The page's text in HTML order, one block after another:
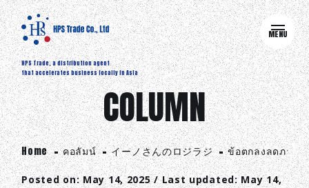
HPS Trade, a distribution agent
that accelerates business locally in Asia
MENU
COLUMN
Home คอลัมน์ イーノさんのロジラジ
ข้อตกลงลดภาษีส
Posted on: May 14, 2025 / Last updated: May 14,